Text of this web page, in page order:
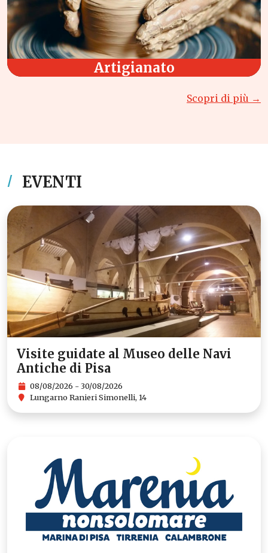
Artigianato
Scopri di più →
EVENTI
Visite guidate al Museo delle Navi
Antiche di Pisa
08/08/2026 - 30/08/2026
Lungarno Ranieri Simonelli, 14